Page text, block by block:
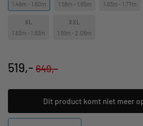
1.46m - 1.60m
1.58m - 1.65m
1.63m - 1.77m
XL
1.83m - 1.93m
XXL
1.91m - 2.06m
519,- 649,-
Dit product komt niet meer